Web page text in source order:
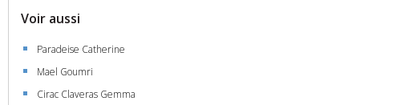
Voir aussi
Paradeise Catherine
Mael Goumri
Cirac Claveras Gemma